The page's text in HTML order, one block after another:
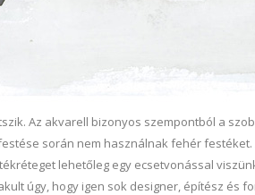
Az akvarell bizonyos szempontból a
során nem használnak fehér
lehetőleg egy ecsetvonással
úgy, hogy igen sok designer, építész